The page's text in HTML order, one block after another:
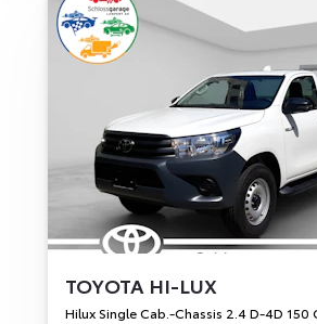
TOYOTA HI-LUX
Hilux Single Cab.-Chassis 2.4 D-4D 150